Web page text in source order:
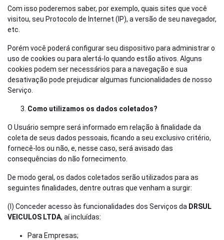
Com isso poderemos saber, por exemplo, quais sites que você
visitou, seu Protocolo de Internet (IP), a versão de seu navegador,
etc.
Porém você poderá configurar seu dispositivo para administrar o
uso de cookies ou para alertá-lo quando estão ativos. Alguns
cookies podem ser necessários para a navegação e sua
desativação pode prejudicar algumas funcionalidades de nosso
Serviço.
Como utilizamos os dados coletados?
O Usuário sempre será informado em relação à finalidade da
coleta de seus dados pessoais, ficando a seu exclusivo critério,
fornecê-los ou não, e, nesse caso, será avisado das
consequências do não fornecimento.
De modo geral, os dados coletados serão utilizados para as
seguintes finalidades, dentre outras que venham a surgir:
(I) Conceder acesso às funcionalidades dos Serviços da DRSUL
VEICULOS LTDA, aí incluídas:
Para Empresas;